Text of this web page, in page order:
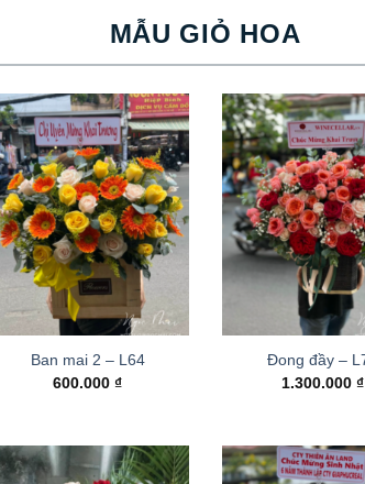
MẪU GIỎ HOA
Ban mai 2 – L64
600.000₫
Đong đầy –
1.300.000 ₫